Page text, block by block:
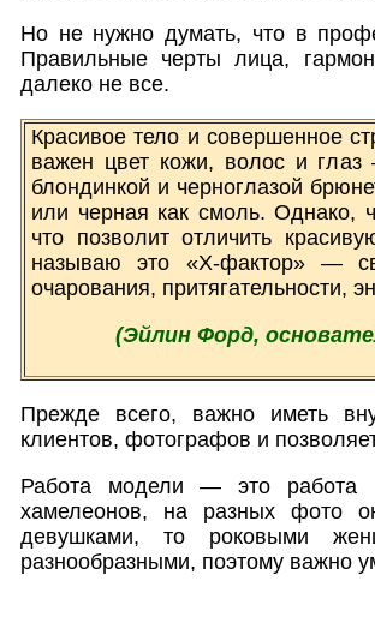
Но не нужно думать, что в
Правильные черты лица,
далеко не все.
Красивое тело и совершенное
важен цвет кожи, волос и
блондинкой и черноглазой
или черная как смоль. Однако,
что позволит отличить
называю это «Х-фактор» —
очарования, притягательности,
(Эйлин Форд,
Прежде всего, важно иметь
клиентов, фотографов и
Работа модели — это работа
хамелеонов, на разных фото
девушками, то роковыми
разнообразными, поэтому важно